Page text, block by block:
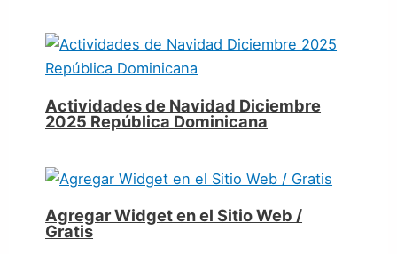
Actividades de Navidad Diciembre
2025 República Dominicana
Agregar Widget en el Sitio Web /
Gratis